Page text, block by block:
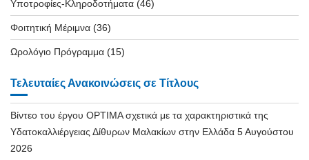
Υποτροφίες-Κληροδοτήματα (46)
Φοιτητική Μέριμνα (36)
Ωρολόγιο Πρόγραμμα (15)
Τελευταίες Ανακοινώσεις σε Τίτλους
Βίντεο του έργου OPTIMA σχετικά με τα χαρακτηριστικά της
Υδατοκαλλιέργειας Δίθυρων Μαλακίων στην Ελλάδα 5 Αυγούστου
2026